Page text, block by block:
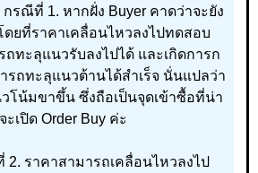
รณีที่ 1. หากฝั่ง Buyer คาดว่าจะยัง
ยที่ราคาเคลื่อนไหวลงไปทดสอบ
ทะลุแนวรับลงไปได้ และเกิดการก
รถทะลุแนวต้านได้สำเร็จ นั่นแปลว่า
โน้มขาขึ้น ซึ่งถือเป็นจุดเข้าซื้อที่น่า
เปิด Order Buy ค่ะ
ราคาสามารถเคลื่อนไหวลงไป